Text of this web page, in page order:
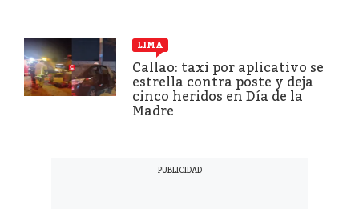
LIMA
Callao: taxi por aplicativo se
estrella contra poste y deja
cinco heridos en Día de la
Madre